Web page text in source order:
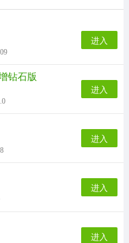
进入
钻石版
进入
进入
进入
进入